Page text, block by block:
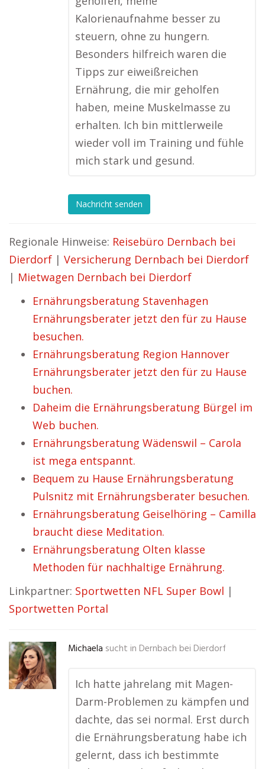
Kalorienaufnahme besser zu
steuern, ohne zu hungern.
Besonders hilfreich waren die
Tipps zur eiweißreichen
Ernährung, die mir geholfen
haben, meine Muskelmasse zu
erhalten. Ich bin mittlerweile
wieder voll im Training und fühle
mich stark und gesund.
Nachricht senden
Regionale Hinweise: Reisebüro Dernbach bei
Dierdorf | Versicherung Dernbach bei Dierdorf
| Mietwagen Dernbach bei Dierdorf
Ernährungsberatung Stavenhagen
Ernährungsberater jetzt den für zu Hause
besuchen.
Ernährungsberatung Region Hannover
Ernährungsberater jetzt den für zu Hause
buchen.
Daheim die Ernährungsberatung Bürgel im
Web buchen.
Ernährungsberatung Wädenswil – Carola
ist mega entspannt.
Bequem zu Hause Ernährungsberatung
Pulsnitz mit Ernährungsberater besuchen.
Ernährungsberatung Geiselhöring – Camilla
braucht diese Meditation.
Ernährungsberatung Olten klasse
Methoden für nachhaltige Ernährung.
Linkpartner: Sportwetten NFL Super Bowl |
Sportwetten Portal
Michaela sucht in Dernbach bei Dierdorf
Ich hatte jahrelang mit Magen-
Darm-Problemen zu kämpfen und
dachte, das sei normal. Erst durch
die Ernährungsberatung habe ich
gelernt, dass ich bestimmte